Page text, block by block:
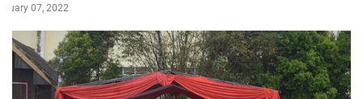
07, 2022